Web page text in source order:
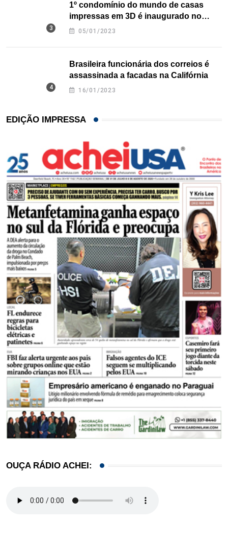
1º condomínio do mundo de casas
impressas em 3D é inaugurado no
Texas
05/01/2023
Brasileira funcionária dos correios é
assassinada a facadas na Califórnia
16/01/2023
EDIÇÃO IMPRESSA
OUÇA RÁDIO ACHEI: